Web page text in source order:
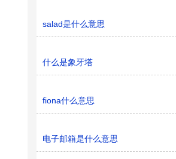
salad是什么意思
什么是象牙塔
fiona什么意思
电子邮箱是什么意思